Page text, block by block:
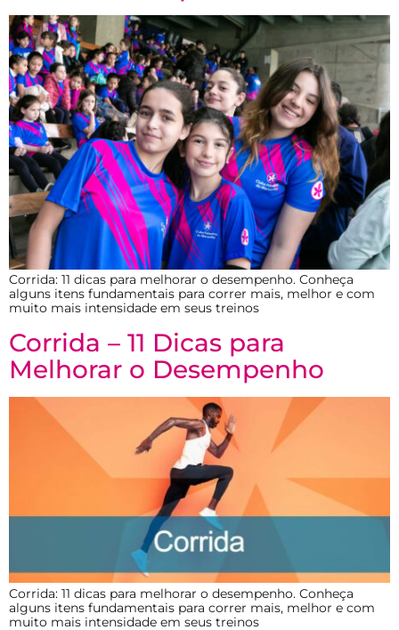
Corrida: 11 dicas para melhorar o desempenho. Conheça
alguns itens fundamentais para correr mais, melhor e com
muito mais intensidade em seus treinos
Corrida – 11 Dicas para
Melhorar o Desempenho
Corrida: 11 dicas para melhorar o desempenho. Conheça
alguns itens fundamentais para correr mais, melhor e com
muito mais intensidade em seus treinos